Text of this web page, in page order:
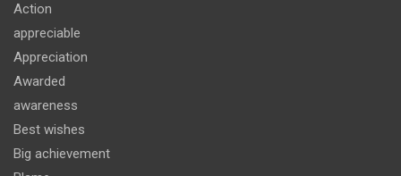
Action
appreciable
Appreciation
Awarded
awareness
Best wishes
Big achievement